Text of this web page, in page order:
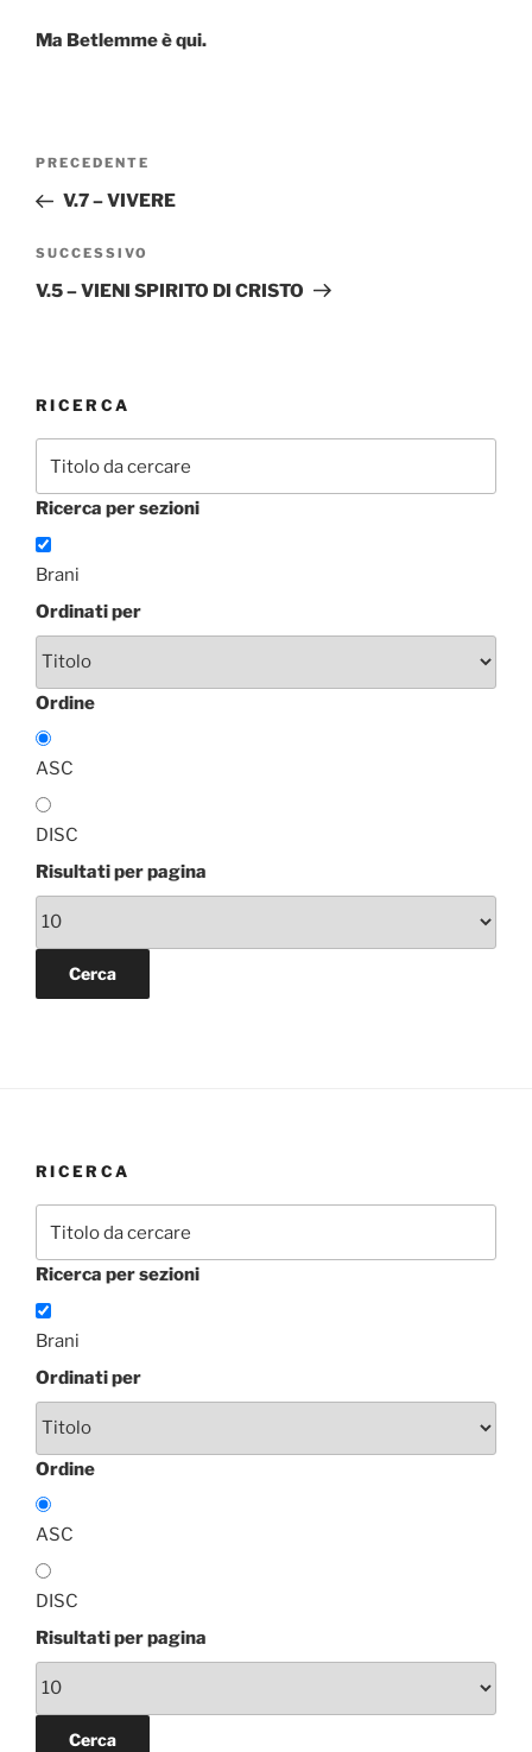
Ma Betlemme è qui.
Navigazione
Articolo
precedente:
PRECEDENTE
V.7 – VIVERE
Articolo
successivo
SUCCESSIVO
V.5 – VIENI SPIRITO DI CRISTO
RICERCA
Ricerca per sezioni
Brani
Ordinati per
Ordine
ASC
DISC
Risultati per pagina
RICERCA
Ricerca per sezioni
Brani
Ordinati per
Ordine
ASC
DISC
Risultati per pagina